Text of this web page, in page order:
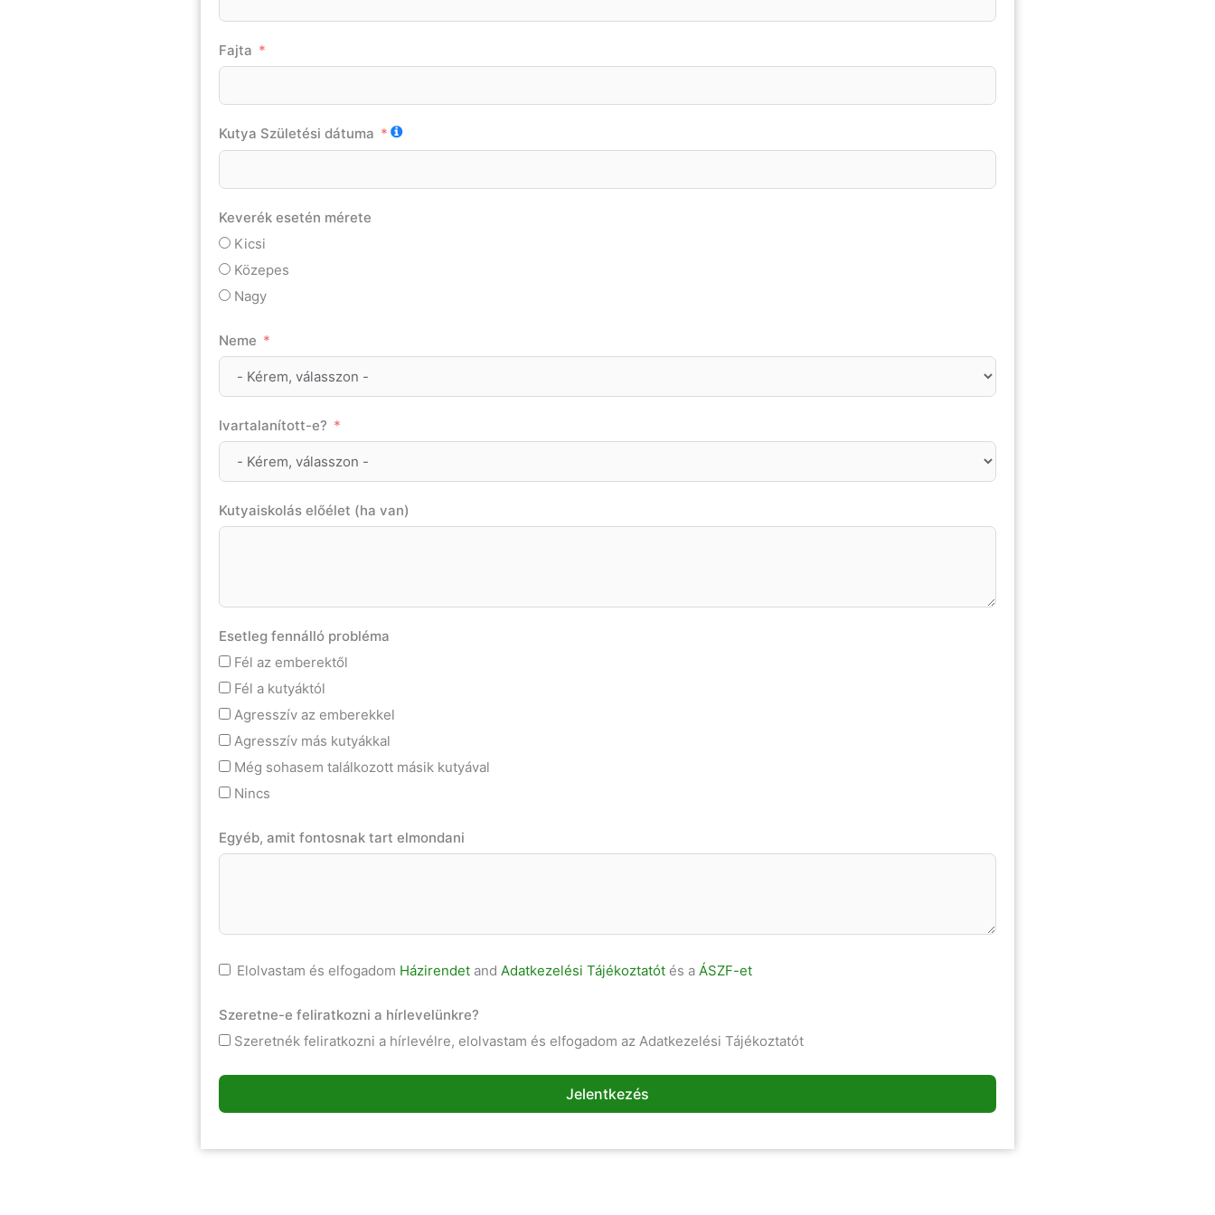
Fajta
Kutya Születési dátuma
Keverék esetén mérete
Kicsi
Közepes
Nagy
Neme
Ivartalanított-e?
Kutyaiskolás előélet (ha van)
Esetleg fennálló probléma
Fél az emberektől
Fél a kutyáktól
Agresszív az emberekkel
Agresszív más kutyákkal
Még sohasem találkozott másik kutyával
Nincs
Egyéb, amit fontosnak tart elmondani
Elolvastam és elfogadom Házirendet and Adatkezelési Tájékoztatót és a ÁSZF-et
Szeretne-e feliratkozni a hírlevelünkre?
Szeretnék feliratkozni a hírlevélre, elolvastam és elfogadom az Adatkezelési Tájékoztatót
Jelentkezés